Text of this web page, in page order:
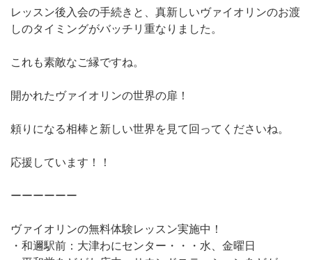
レッスン後入会の手続きと、真新しいヴァイオリンのお渡
しのタイミングがバッチリ重なりました。
これも素敵なご縁ですね。
開かれたヴァイオリンの世界の扉！
頼りになる相棒と新しい世界を見て回ってくださいね。
応援しています！！
ーーーーーー
ヴァイオリンの無料体験レッスン実施中！
・和邇駅前：大津わにセンター・・・水、金曜日